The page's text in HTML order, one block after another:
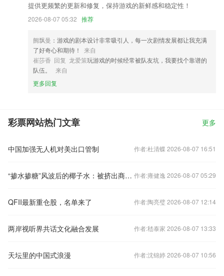
提供更频繁的更新和修复，保持游戏的新鲜感和稳定性！
2026-08-07 05:32 推荐
阙飘曼 ：游戏的剧本设计非常吸引人，每一次剧情发展都让我充满
了好奇心和期待！
来自
崔莎香 回复 龙爱策玩游戏的时候经常被队友坑，我要找个靠谱的
队伍。
来自
更多回复
彩票网站热门文章 更多
中国加强无人机对美出口管制 作者:杜清蝶 2026-08-07 16:51
“掺水掺糖”风波后的椰子水：被挤出商超货架C位，龙头品牌IF也扛不住了 作者:雍健逸 2026-08-07 05:29
QFII最新重仓股，名单来了 作者:陶亮璧 2026-08-07 12:14
两岸视听界共话文化融合发展 作者:嵇泰家 2026-08-07 13:33
天坛里的中国式浪漫 作者:沈锦婷 2026-08-07 10:56